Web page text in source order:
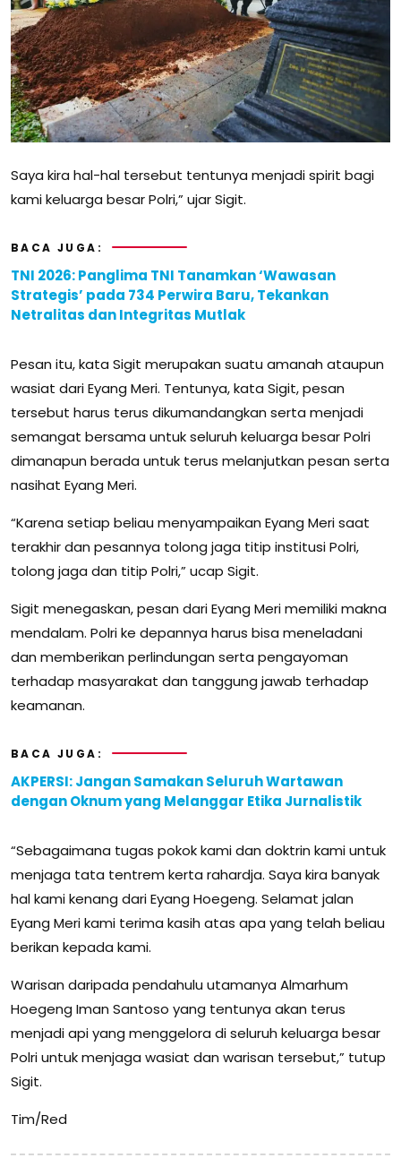
Saya kira hal-hal tersebut tentunya menjadi spirit bagi
kami keluarga besar Polri,” ujar Sigit.
BACA JUGA:
TNI 2026: Panglima TNI Tanamkan ‘Wawasan
Strategis’ pada 734 Perwira Baru, Tekankan
Netralitas dan Integritas Mutlak
Pesan itu, kata Sigit merupakan suatu amanah ataupun
wasiat dari Eyang Meri. Tentunya, kata Sigit, pesan
tersebut harus terus dikumandangkan serta menjadi
semangat bersama untuk seluruh keluarga besar Polri
dimanapun berada untuk terus melanjutkan pesan serta
nasihat Eyang Meri.
“Karena setiap beliau menyampaikan Eyang Meri saat
terakhir dan pesannya tolong jaga titip institusi Polri,
tolong jaga dan titip Polri,” ucap Sigit.
Sigit menegaskan, pesan dari Eyang Meri memiliki makna
mendalam. Polri ke depannya harus bisa meneladani
dan memberikan perlindungan serta pengayoman
terhadap masyarakat dan tanggung jawab terhadap
keamanan.
BACA JUGA:
AKPERSI: Jangan Samakan Seluruh Wartawan
dengan Oknum yang Melanggar Etika Jurnalistik
“Sebagaimana tugas pokok kami dan doktrin kami untuk
menjaga tata tentrem kerta rahardja. Saya kira banyak
hal kami kenang dari Eyang Hoegeng. Selamat jalan
Eyang Meri kami terima kasih atas apa yang telah beliau
berikan kepada kami.
Warisan daripada pendahulu utamanya Almarhum
Hoegeng Iman Santoso yang tentunya akan terus
menjadi api yang menggelora di seluruh keluarga besar
Polri untuk menjaga wasiat dan warisan tersebut,” tutup
Sigit.
Tim/Red